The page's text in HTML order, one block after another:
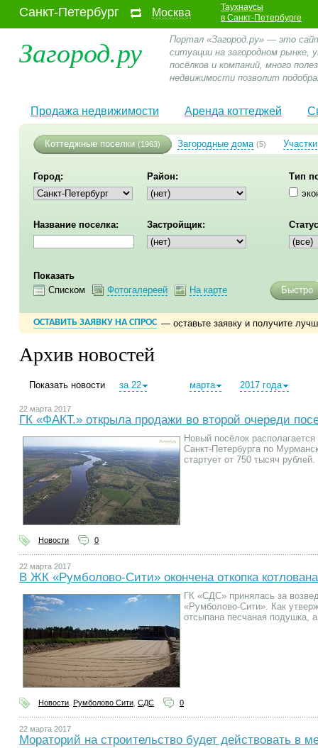
Санкт-Петербург Москва
Таухнаусы
в Санкт-Петербурге
Загород.ру
Портал «Загород.ру» — это
ситуации на загородном
посёлков и компаний, много
недвижимости позволит
Продажа недвижимости Аренда коттеджей
Коттеджные поселки (1963) Загородные дома (5) Участки
Город: Район:
Тип
Название поселка: Застройщик:
Показать
Списком
Фотогалереей На карте Быстро
ОСТАВИТЬ ЗАЯВКУ НА СПРОС — оставьте заявку и получите
Архив новостей
Показать новости за 22 марта 2017 года
22 марта 2017
ГК «ФАКТ.» открыла продажи во второй очереди
Новый посёлок
Санкт-Петербурга по
стартует от 750 тысяч рублей.
Новости 0
22 марта 2017
В ЖК «Румболово-Сити» окончена откопка
ГК «СДС» принялась за
«Румболово-Сити». Как
отсыпана песчаная подушка,
Новости Румболово Сити СДС 0
22 марта 2017
Мораторий на строительство будет действовать в